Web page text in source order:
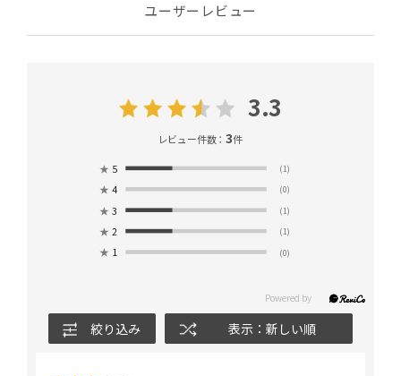
ユーザーレビュー
3.3
レビュー件数：3件
★ 5 (1)
★ 4 (0)
★ 3 (1)
★ 2 (1)
★ 1 (0)
絞り込み 表示：新しい順